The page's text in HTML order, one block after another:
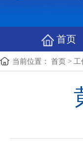
首页
当前位置： 首页 > 工